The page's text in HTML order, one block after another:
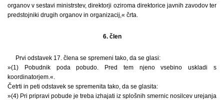
organov v sestavi ministrstev, direktorji oziroma direktorice javnih zavodov ter
predstojniki drugih organov in organizacij,« črta.
6. člen
Prvi odstavek 17. člena se spremeni tako, da se glasi:
»(1) Pobudnik poda pobudo. Pred tem njeno vsebino uskladi s
koordinatorjem.«.
Četrti in peti odstavek se spremenita tako, da se glasita:
»(4) Pri pripravi pobude je treba izhajati iz splošnih smernic nosilcev urejanja